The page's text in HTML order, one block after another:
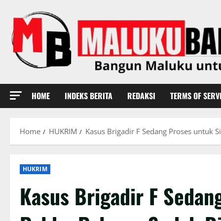
content
HOME INDEKS BERITA REDAKSI TERMS OF
Home HUKRIM Kasus Brigadir F Sedang Proses untuk
HUKRIM
Kasus Brigadir F